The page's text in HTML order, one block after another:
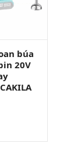
búa
20V